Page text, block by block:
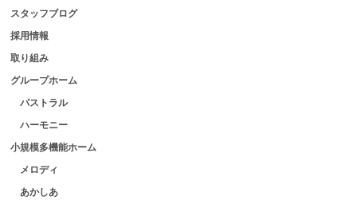
スタッフブログ
採用情報
取り組み
グループホーム
パストラル
ハーモニー
小規模多機能ホーム
メロディ
あかしあ